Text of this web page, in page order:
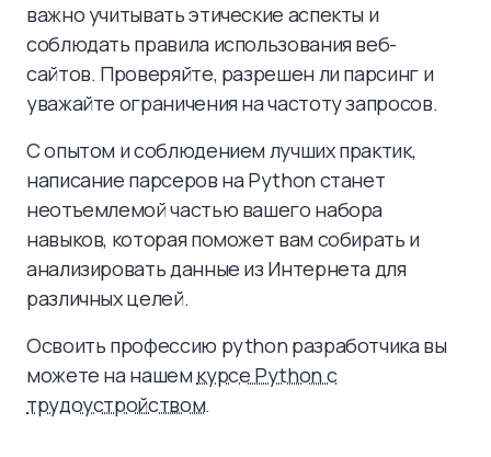
важно учитывать этические аспекты и
соблюдать правила использования веб-
сайтов. Проверяйте, разрешен ли парсинг и
уважайте ограничения на частоту запросов.
С опытом и соблюдением лучших практик,
написание парсеров на Python станет
неотъемлемой частью вашего набора
навыков, которая поможет вам собирать и
анализировать данные из Интернета для
различных целей.
Освоить профессию python разработчика вы
можете на нашемкурсе Python с
трудоустройством.